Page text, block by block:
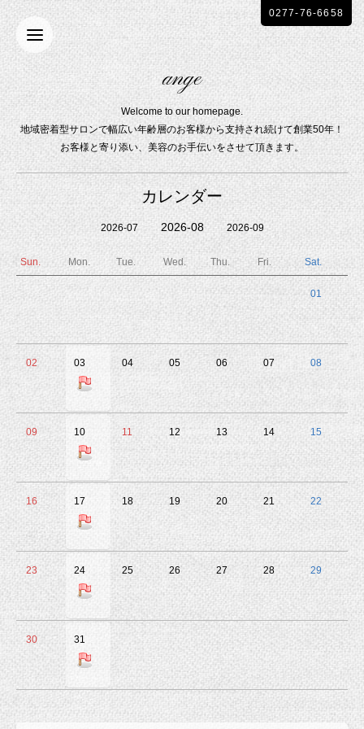
ange
Welcome to our homepage.
地域密着型サロンで幅広い年齢層のお客様から支持され続けて創業50年！
お客様と寄り添い、美容のお手伝いをさせて頂きます。
0277-76-6658
カレンダー
2026-07 2026-08 2026-09
Sun. Mon. Tue. Wed. Thu. Fri. Sat.
01
02 03 04 05 06 07 08
09 10 11 12 13 14 15
16 17 18 19 20 21 22
23 24 25 26 27 28 29
30 31